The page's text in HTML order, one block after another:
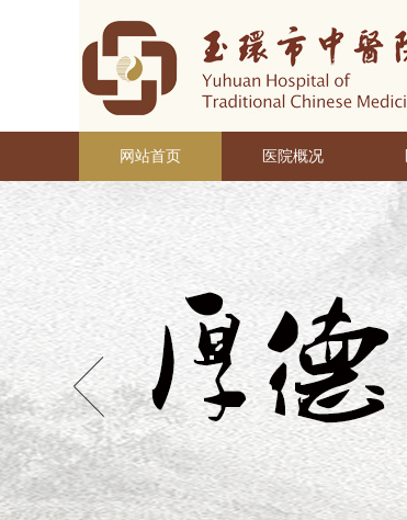
网站首页 医院概况